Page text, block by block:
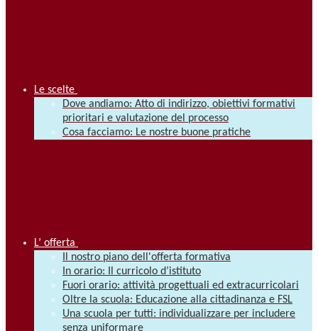
Le scelte
Dove andiamo: Atto di indirizzo, obiettivi formativi
prioritari e valutazione del processo
Cosa facciamo: Le nostre buone pratiche
L’ offerta
Il nostro piano dell'offerta formativa
In orario: Il curricolo d’istituto
Fuori orario: attività progettuali ed extracurricolari
Oltre la scuola: Educazione alla cittadinanza e FSL
Una scuola per tutti: individualizzare per includere
senza uniformare